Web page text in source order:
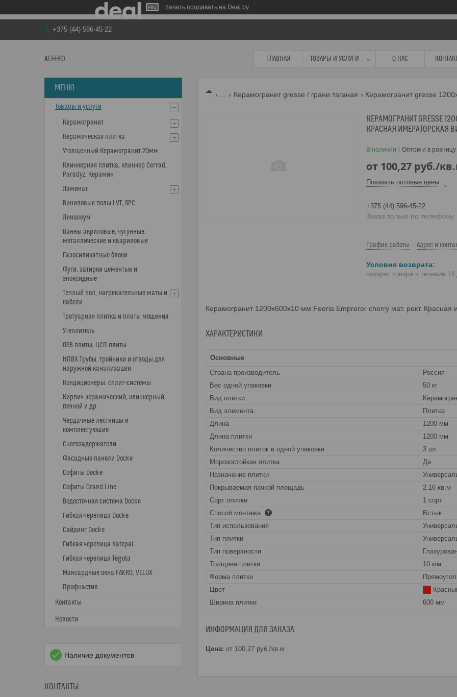
Начать продавать на Deal.by
+375 (44) 596-45-22
ALFERO ГЛАВНАЯ ТОВАРЫ И УСЛУГИ О НАС
Керамогранит gresse / грани таганая
КЕРАМОГРАНИТ GRESSE
КРАСНАЯ ИМЕРАТОРСКАЯ
В наличии Оптом и в розницу
от 100,27 руб./
Показать оптовые цены
+375 (44) 596-45-22
Заказ только по телефону
График работы Адрес и
возврат товара в течение 14
Керамогранит 1200х600х10 мм Feeria Empreror cherry мат. рект.
ХАРАКТЕРИСТИКИ
Основные
Страна производитель
Россия
Вес одной упаковки
50 кг
Вид плитки
Вид элемента
Плитка
Длина
1200 мм
Длина плитки
1200 мм
Количество плиток в одной упаковке
3 шт.
Морозостойкая плитка
Да
Назначение плитки
Покрываемая пачкой площадь
2.16 кв.м
Сорт плитки
1 сорт
Способ монтажа
Встык
Тип использования
Тип плитки
Тип поверхности
Толщина плитки
10 мм
Форма плитки
Цвет
Ширина плитки
600 мм
ИНФОРМАЦИЯ ДЛЯ ЗАКАЗА
Цена: от 100,27 руб./кв.м
Товары и услуги
Керамогранит
Керамическая плитка
Утолщенный Керамогранит 20мм
Клинкерная плитка, клинкер Cerrad,
Paradyz, Керамин
Ламинат
Виниловые полы LVT, SPC
Линолеум
Ванны акриловые, чугунные,
металлические и квариловые
Газосиликатные блоки
Фуги, затирки цементые и
эпоксидные
Теплый пол, нагревательные маты и
кабели
Тротуарная плитка и плиты мощения
Утеплитель
OSB плиты, ЦСП плиты
НПВХ Трубы, тройники и отводы для
наружной канализации
Кондиционеры. сплит-системы
Кирпич керамический, клинкерный,
печной и др.
Чердачные лестницы и
комплектующие
Снегозадержатели
Фасадные панели Docke
Софиты Docke
Софиты Grand Line
Водосточная система Docke
Гибкая черепица Docke
Сайдинг Docke
Гибкая черепица Katepal
Гибкая черепица Tegola
Мансардные окна FAKRO, VELUX
Профнастил
Контакты
Новости
Наличие документов
КОНТАКТЫ